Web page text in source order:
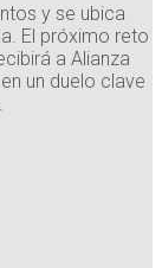
y se ubica
El próximo reto
a Alianza
un duelo clave